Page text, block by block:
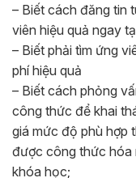
– Biết cách đăng tin
viên hiệu quả ngay
– Biết phải tìm ứng
phí hiệu quả
– Biết cách phỏng
công thức để khai
giá mức độ phù hợp
được công thức hóa
khóa học;